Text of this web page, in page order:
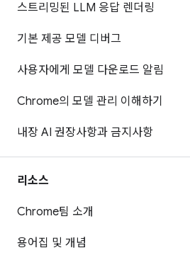
스트리밍된 LLM 응답 렌더링
기본 제공 모델 디버그
사용자에게 모델 다운로드 알림
Chrome의 모델 관리 이해하기
내장 AI 권장사항과 금지사항
리소스
Chrome팀 소개
용어집 및 개념